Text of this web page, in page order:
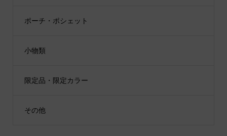
ポーチ・ポシェット
小物類
限定品・限定カラー
その他